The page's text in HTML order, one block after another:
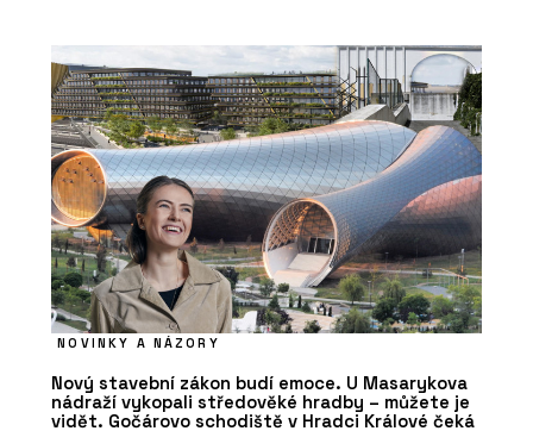
NOVINKY A NÁZORY
Nový stavební zákon budí emoce. U Masarykova
nádraží vykopali středověké hradby – můžete je
vidět. Gočárovo schodiště v Hradci Králové čeká